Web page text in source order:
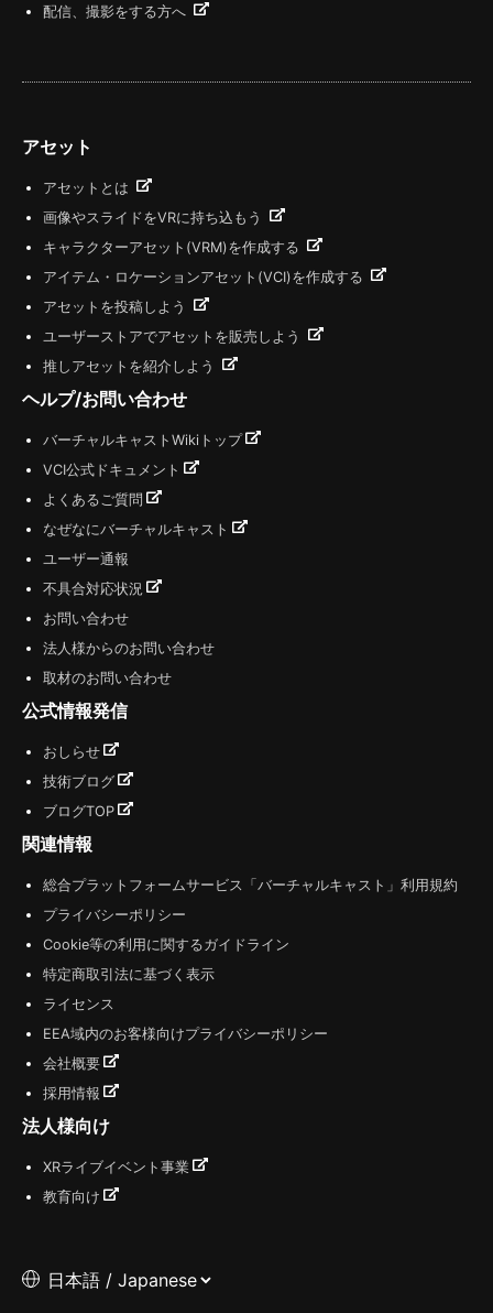
配信、撮影をする方へ
アセット
アセットとは
画像やスライドをVRに持ち込もう
キャラクターアセット(VRM)を作成する
アイテム・ロケーションアセット(VCI)を作成する
アセットを投稿しよう
ユーザーストアでアセットを販売しよう
推しアセットを紹介しよう
ヘルプ/お問い合わせ
バーチャルキャストWikiトップ
VCI公式ドキュメント
よくあるご質問
なぜなにバーチャルキャスト
ユーザー通報
不具合対応状況
お問い合わせ
法人様からのお問い合わせ
取材のお問い合わせ
公式情報発信
おしらせ
技術ブログ
ブログTOP
関連情報
総合プラットフォームサービス「バーチャルキャスト」利用規約
プライバシーポリシー
Cookie等の利用に関するガイドライン
特定商取引法に基づく表示
ライセンス
EEA域内のお客様向けプライバシーポリシー
会社概要
採用情報
法人様向け
XRライブイベント事業
教育向け